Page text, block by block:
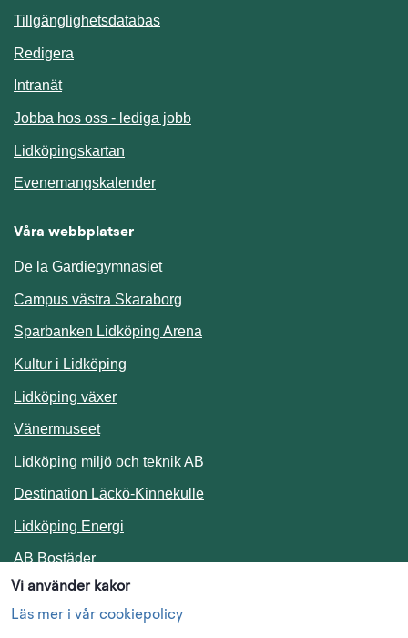
Vi använder kakor
Läs mer i vår cookiepolicy
TillgänglighetsdatabasLänk till annan webbplats.
Redigera
IntranätLänk till annan webbplats.
Jobba hos oss - lediga jobb
Lidköpingskartan
EvenemangskalenderLänk till annan webbplats.
Våra webbplatser
De la Gardiegymnasiet
Campus västra Skaraborg
Sparbanken Lidköping Arena
Kultur i Lidköping
Lidköping växer
Vänermuseet
Lidköping miljö och teknik AB
Destination Läckö-KinnekulleLänk till annan webbplats.
Lidköping Energi
AB BostäderLänk till annan webbplats.
Följ oss i sociala medier